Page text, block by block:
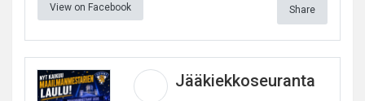
View on Facebook Share
Jääkiekkoseuranta